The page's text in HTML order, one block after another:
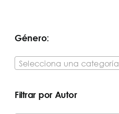
Género:
Selecciona una categoría
Filtrar por Autor